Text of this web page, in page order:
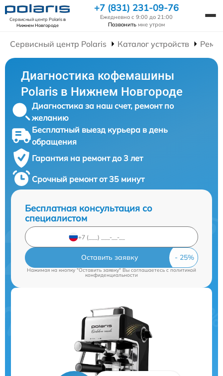
Сервисный центр Polarisв
Нижнем Новгороде
+7 (831) 231-09-76
Ежедневно с 9:00 до 21:00
Позвонить мне утром
Сервисный центр Polaris Каталог устройств
Диагностика кофемашины
Polaris в Нижнем Новгороде
Диагностика за наш счет, ремонт по
желанию
Бесплатный выезд курьера в день
обращения
Гарантия на ремонт до 3 лет
Срочный ремонт от 35 минут
Бесплатная консультация со
специалистом
Оставить заявку
Нажимая на кнопку "Оставить заявку" Вы соглашаетесь cполитикой
конфиденциальности